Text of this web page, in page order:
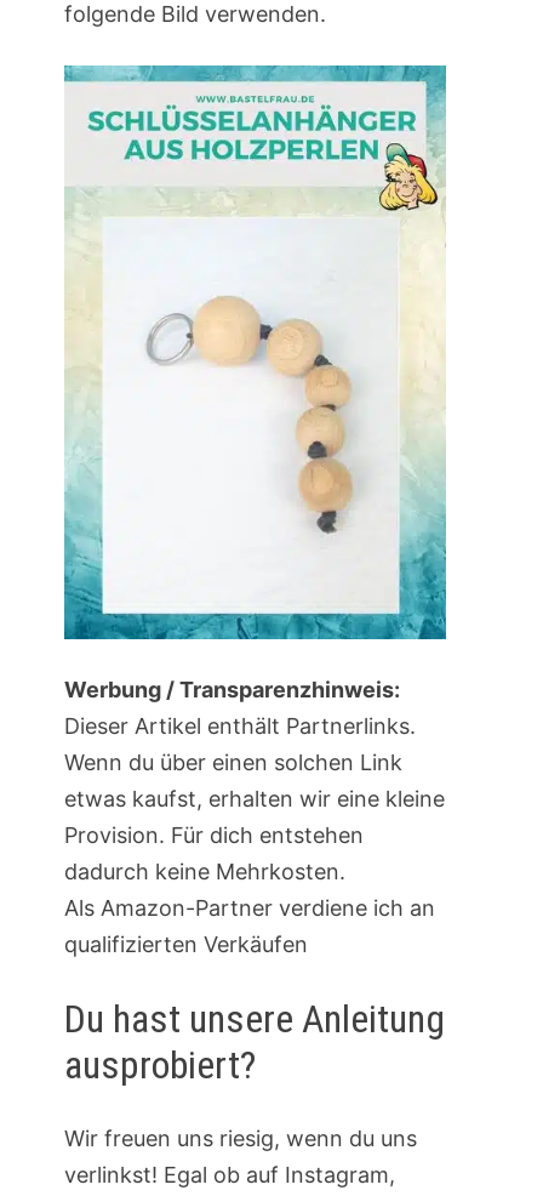
folgende Bild verwenden.
Werbung / Transparenzhinweis:
Dieser Artikel enthält Partnerlinks.
Wenn du über einen solchen Link
etwas kaufst, erhalten wir eine kleine
Provision. Für dich entstehen
dadurch keine Mehrkosten.
Als Amazon-Partner verdiene ich an
qualifizierten Verkäufen
Du hast unsere Anleitung
ausprobiert?
Wir freuen uns riesig, wenn du uns
verlinkst! Egal ob auf Instagram,